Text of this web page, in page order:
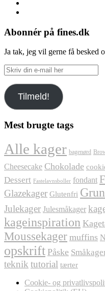
Abonnér på fines.dk
Ja tak, jeg vil gerne få besked
Skriv
din
e-
mail
her
Tilmeld!
Mest brugte tags
Alle kager bagenørd
Cheesecake Chokolade
Dessert Fastelavnsboller fondant
Glazekager Glutenfri
Julekager Julesmåkager
kageinspiration
Moussekager muffins
opskrift Påske
teknik tutorial tærter
Cookie- og